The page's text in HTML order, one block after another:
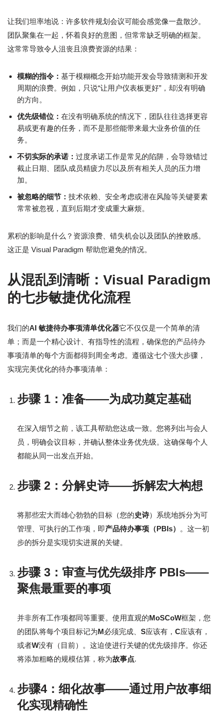
让我们坦率地说：许多软件规划会议可能会感觉像一盘散沙。
团队聚集在一起，怀着良好的意图，但常常缺乏明确的框架。
这常常导致令人沮丧且浪费资源的结果：
模糊的指令： 基于模糊概念开始功能开发会导致猜测和开发
周期的浪费。例如，只说“让用户仪表板更好”，却没有明确
的方向。
优先级错位： 在没有明确系统的情况下，团队往往选择更容
易或更有趣的任务，而不是那些能带来最大业务价值的任
务。
不切实际的承诺： 过度承诺工作是常见的陷阱，会导致错过
截止日期、团队成员精疲力尽以及所有相关人员的压力增
加。
被忽略的细节： 技术依赖、安全考虑或潜在风险等关键要素
常常被忽视，直到后期才变成重大麻烦。
累积的影响是什么？资源浪费、错失机会以及团队的挫败感。
这正是 Visual Paradigm 帮助您避免的情况。
从混乱到清晰：Visual Paradigm
的七步敏捷优化流程
我们的AI 敏捷待办事项清单优化器它不仅仅是一个简单的清
单；而是一个精心设计、有指导性的流程，确保您的产品待办
事项清单的每个方面都得到周全考虑。遵循这七个强大步骤，
实现完美优化的待办事项清单：
步骤 1：准备——为成功奠定基础
在深入细节之前，该工具帮助您达成一致。您将列出与会人
员，明确会议目标，并确认整体业务优先级。这确保每个人
都能从同一出发点开始。
步骤 2：分解史诗——拆解宏大构想
将那些宏大而雄心勃勃的目标（您的史诗）系统地拆分为可
管理、可执行的工作项，即产品待办事项（PBIs）
。这一初
步的拆分是实现切实进展的关键。
步骤 3：审查与优先级排序 PBIs——
聚焦最重要的事项
并非所有工作项都同等重要。使用直观的MoSCoW框架，您
的团队将每个项目标记为M必须完成、 S应该有， C应该有，
或者W没有（目前）。这迫使进行关键的优先级排序。你还
将添加粗略的规模估算，称为故事点.
步骤4：细化故事——通过用户故事细
化实现精确性